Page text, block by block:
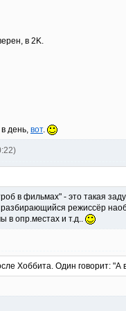
в 2K.
день, вот.
в фильмах" - это такая
режиссёр
в опр.местах и т.д..
Хоббита. Один говорит: